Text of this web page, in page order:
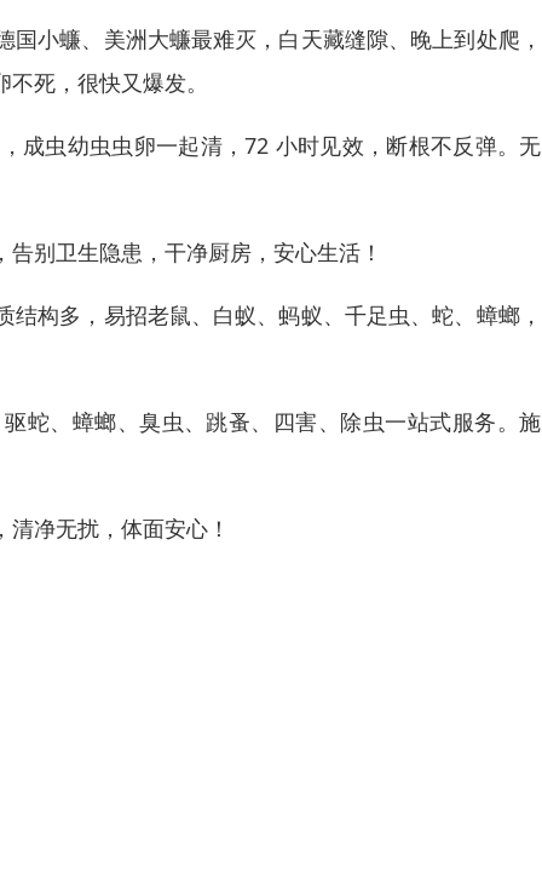
小蠊、美洲大蠊最难灭，白天藏缝隙、晚上到处爬
死，很快又爆发。
成虫幼虫虫卵一起清，72 小时见效，断根不反弹。
别卫生隐患，干净厨房，安心生活！
构多，易招老鼠、白蚁、蚂蚁、千足虫、蛇、蟑螂
蛇、蟑螂、臭虫、跳蚤、四害、除虫一站式服务。
净无扰，体面安心！